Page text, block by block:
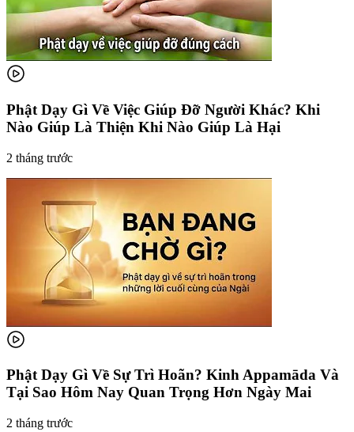
Phật Dạy Gì Về Việc Giúp Đỡ Người Khác? Khi
Nào Giúp Là Thiện Khi Nào Giúp Là Hại
2 tháng trước
Phật Dạy Gì Về Sự Trì Hoãn? Kinh Appamāda Và
Tại Sao Hôm Nay Quan Trọng Hơn Ngày Mai
2 tháng trước